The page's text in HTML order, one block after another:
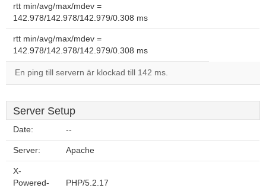
rtt min/avg/max/mdev =
142.978/142.978/142.979/0.308 ms
rtt min/avg/max/mdev =
142.978/142.978/142.979/0.308 ms
En ping till servern är klockad till 142 ms.
Server Setup
Date: --
Server: Apache
X-
Powered-
PHP/5.2.17